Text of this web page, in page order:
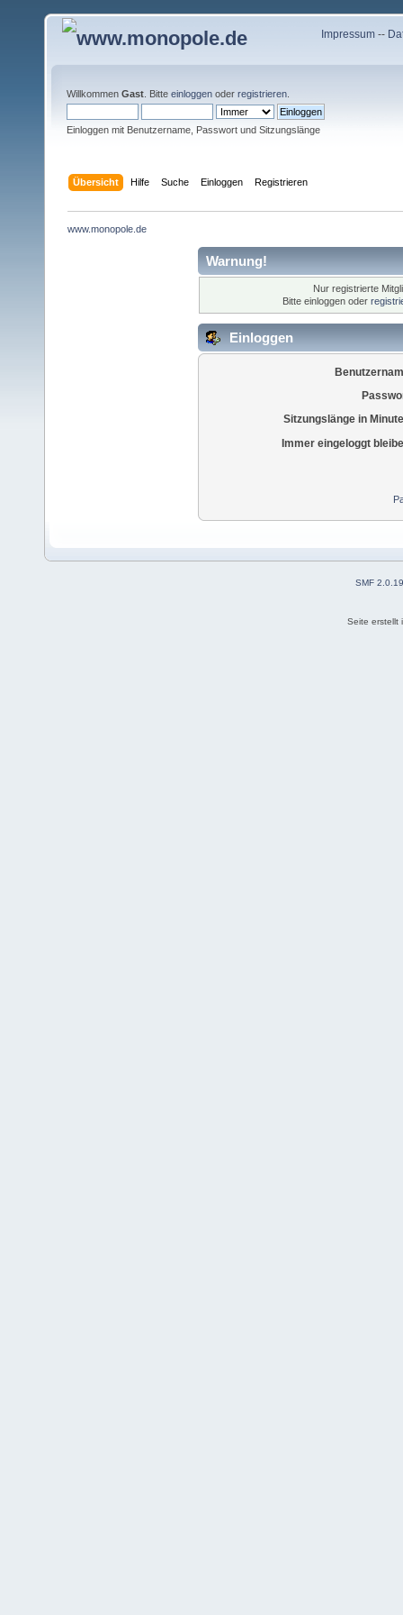
Impressum--
Willkommen Gast . Bitte einloggen oder registrieren
Einloggen mit Benutzername, Passwort und Sitzungslänge
Übersicht Hilfe Suche Einloggen Registrieren
www.monopole.de
Warnung!
Nur registrierte
Bitte einloggen oder
Einloggen
Sitzungslänge in
Immer eingeloggt
SMF 2.0.19
Seite erstellt